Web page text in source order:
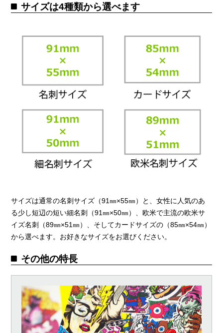
サイズは4種類から選べます
サイズは通常の名刺サイズ（91㎜×55㎜）と、女性に人気のあ
る少し短辺の短い細名刺（91㎜×50㎜）、欧米で主流の欧米サ
イズ名刺（89㎜×51㎜）、そしてカードサイズの（85㎜×54㎜）
から選べます。お好きなサイズをお選びください。
その他の特長